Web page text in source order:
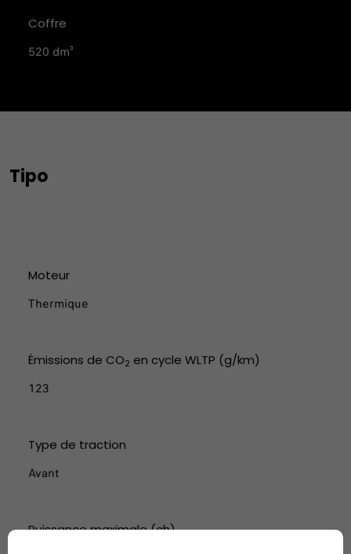
Coffre
520 dm³
Tipo
Moteur
Thermique
Émissions de CO2 en cycle WLTP (g/km)
123
Type de traction
Avant
Puissance maximale (ch)